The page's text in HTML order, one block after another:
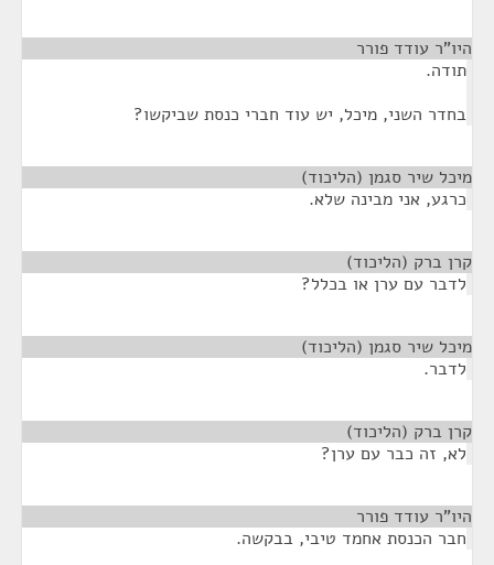
היו"ר עודד פורר
תודה.
בחדר השני, מיכל, יש עוד חברי כנסת שביקשו?
מיכל שיר סגמן (הליכוד)
כרגע, אני מבינה שלא.
קרן ברק (הליכוד)
לדבר עם ערן או בכלל?
מיכל שיר סגמן (הליכוד)
לדבר.
קרן ברק (הליכוד)
לא, זה כבר עם ערן?
היו"ר עודד פורר
חבר הכנסת אחמד טיבי, בבקשה.